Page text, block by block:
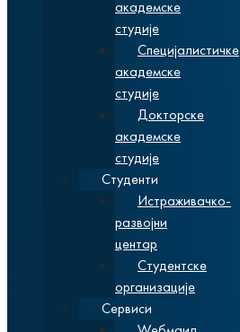
академске
студије
Специјалистичке
академске
студије
Докторске
академске
студије
Студенти
Истраживачко-
развојни
центар
Студентске
организације
Сервиси